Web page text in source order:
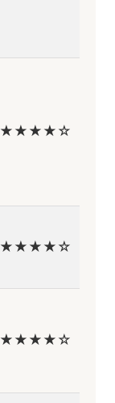
★★★★☆
★★★★☆
★★★★☆